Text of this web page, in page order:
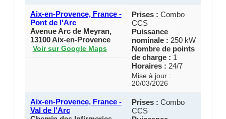
Aix-en-Provence, France -
Pont de l'Arc
Avenue Arc de Meyran,
13100 Aix-en-Provence
Voir sur Google Maps
Prises : Combo
CCS
Puissance
nominale : 250 kW
Nombre de points
de charge : 1
Horaires : 24/7
Mise à jour :
20/03/2026
Aix-en-Provence, France -
Val de l'Arc
Prises : Combo
CCS